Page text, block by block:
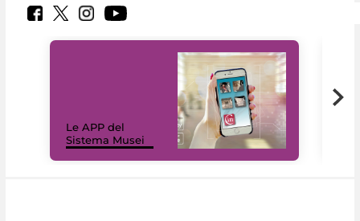
Le APP del
Sistema Musei